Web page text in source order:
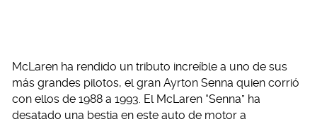
McLaren ha rendido un tributo increíble a uno de sus
más grandes pilotos, el gran Ayrton Senna quien corrió
con ellos de 1988 a 1993. El McLaren “Senna” ha
desatado una bestia en este auto de motor a